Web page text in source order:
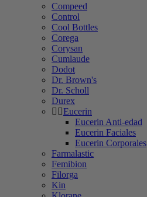
Compeed
Control
Cool Bottles
Corega
Corysan
Cumlaude
Dodot
Dr. Brown's
Dr. Scholl
Durex
Eucerin
Eucerin Anti-edad
Eucerin Faciales
Eucerin Corporales
Farmalastic
Femibion
Filorga
Kin